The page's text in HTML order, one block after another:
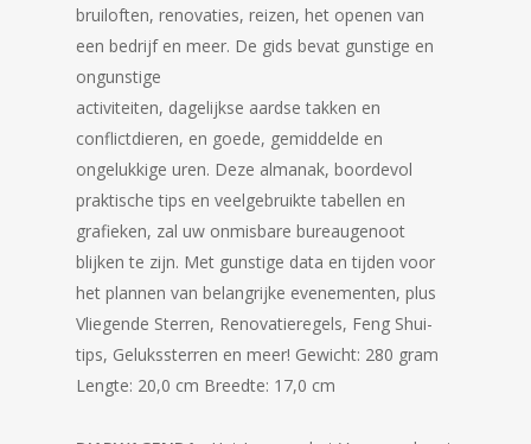
bruiloften, renovaties, reizen, het openen van
een bedrijf en meer. De gids bevat gunstige en
ongunstige
activiteiten, dagelijkse aardse takken en
conflictdieren, en goede, gemiddelde en
ongelukkige uren. Deze almanak, boordevol
praktische tips en veelgebruikte tabellen en
grafieken, zal uw onmisbare bureaugenoot
blijken te zijn. Met gunstige data en tijden voor
het plannen van belangrijke evenementen, plus
Vliegende Sterren, Renovatieregels, Feng Shui-
tips, Gelukssterren en meer! Gewicht: 280 gram
Lengte: 20,0 cm Breedte: 17,0 cm